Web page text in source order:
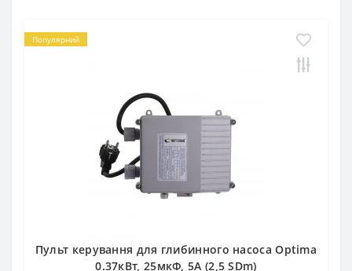
Популярний
Пульт керування для глибинного насоса Optima
0.37кВт, 25мкФ, 5А (2,5 SDm)